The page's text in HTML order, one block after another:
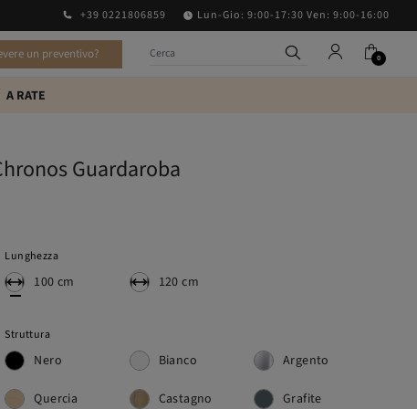
+39 0221806859 Lun-Gio: 9:00-17:30 Ven: 9:00-16:00
un preventivo? 0
A RATE
Guardaroba
Lunghezza
100 cm 120 cm
Struttura
Nero Bianco Argento
Quercia Castagno Grafite